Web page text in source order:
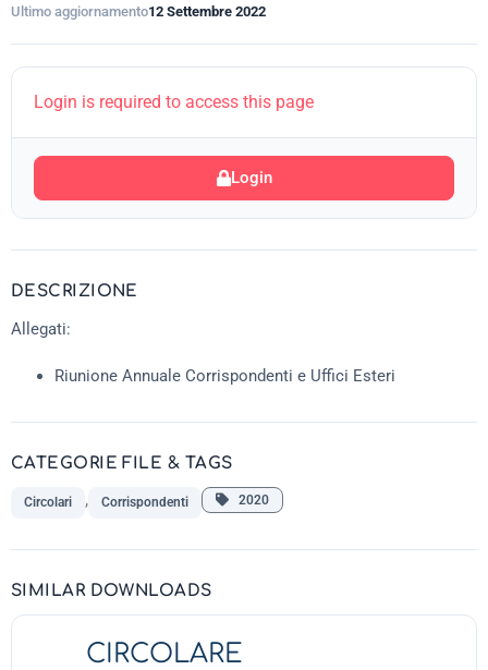
Ultimo aggiornamento12 Settembre 2022
Login is required to access this page
Login
DESCRIZIONE
Allegati:
Riunione Annuale Corrispondenti e Uffici Esteri
CATEGORIE FILE & TAGS
Circolari , Corrispondenti 2020
SIMILAR DOWNLOADS
CIRCOLARE